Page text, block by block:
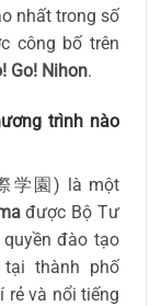
nhất trong số
công bố trên
Go! Nihon.
trình nào
学園) là một
được Bộ Tư
đào tạo
thành phố
rẻ và nổi tiếng